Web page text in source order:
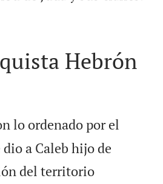
Hebrón
lo ordenado por el
dio a Caleb hijo de
del territorio